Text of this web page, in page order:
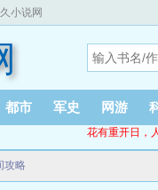
小说网
都市 军史 网游
花有重开日，
攻略